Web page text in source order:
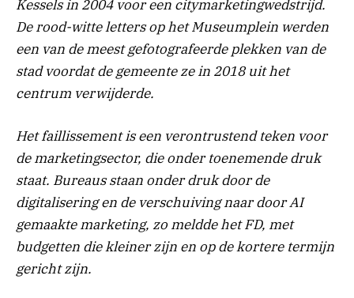
Kessels in 2004 voor een citymarketingwedstrijd.
De rood-witte letters op het Museumplein werden
een van de meest gefotografeerde plekken van de
stad voordat de gemeente ze in 2018 uit het
centrum verwijderde.
Het faillissement is een verontrustend teken voor
de marketingsector, die onder toenemende druk
staat. Bureaus staan ​​onder druk door de
digitalisering en de verschuiving naar door AI
gemaakte marketing, zo meldde het FD, met
budgetten die kleiner zijn en op de kortere termijn
gericht zijn.